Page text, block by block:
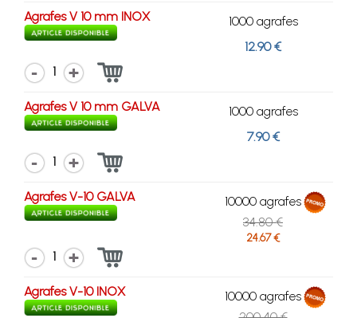
Agrafes V 10 mm INOX
1000 agrafes
12.90 €
1
Agrafes V 10 mm GALVA
1000 agrafes
7.90 €
1
Agrafes V-10 GALVA
10000 agrafes
34.80 €
24.67 €
1
Agrafes V-10 INOX
10000 agrafes